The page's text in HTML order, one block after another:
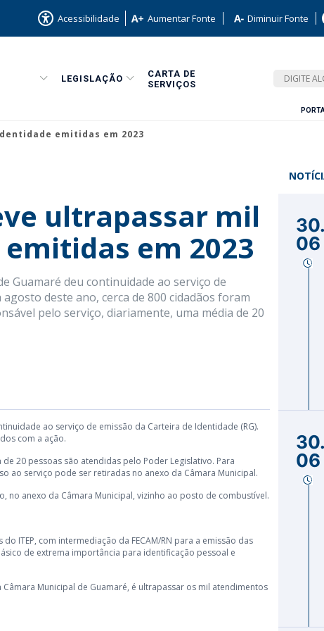
Acessibilidade Aumentar Fonte Diminuir Fonte
LEGISLAÇÃO
CARTA DE
SERVIÇOS
emitidas em 2023
ultrapassar mil
em 2023
Guamaré deu continuidade ao serviço de
deste ano, cerca de 800 cidadãos foram
pelo serviço, diariamente, uma média de 20
ao serviço de emissão da Carteira de Identidade (RG).
com a ação.
20 pessoas são atendidas pelo Poder Legislativo. Para
ao serviço pode ser retiradas no anexo da Câmara Municipal.
no anexo da Câmara Municipal, vizinho ao posto de combustível.
ITEP, com intermediação da FECAM/RN para a emissão das
de extrema importância para identificação pessoal e
Municipal de Guamaré, é ultrapassar os mil atendimentos
30.
06
30.
06